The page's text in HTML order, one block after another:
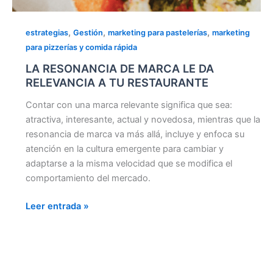
estrategias, Gestión, marketing para pastelerías, marketing
para pizzerías y comida rápida
LA RESONANCIA DE MARCA LE DA
RELEVANCIA A TU RESTAURANTE
Contar con una marca relevante significa que sea:
atractiva, interesante, actual y novedosa, mientras que la
resonancia de marca va más allá, incluye y enfoca su
atención en la cultura emergente para cambiar y
adaptarse a la misma velocidad que se modifica el
comportamiento del mercado.
Leer entrada »